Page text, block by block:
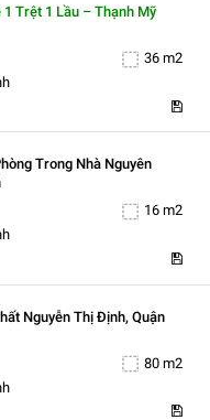
1 Trệt 1 Lầu – Thạnh Mỹ
36 m2
Trong Nhà Nguyên
16 m2
Nguyễn Thị Định, Quận
80 m2